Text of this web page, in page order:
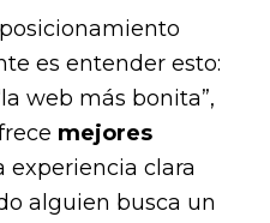
es entender esto:
web más bonita”,
mejores
experiencia clara
alguien busca un